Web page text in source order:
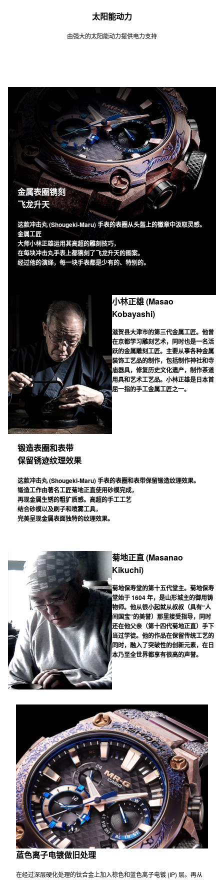
太阳能动力
由强大的太阳能动力提供电力支持
金属表圈镌刻
飞龙升天
这款冲击丸 (Shougeki-Maru) 手表的表圈从头盔上的徽章中汲取灵感。
金属工匠
大师小林正雄运用其高超的雕刻技巧，
在每块冲击丸手表上都镌刻了飞龙升天的图案。
经过他的演绎，每一块手表都是少有的、特别的。
小林正雄 (Masao
Kobayashi)
滋贺县大津市的第三代金属工匠。他曾
在京都学习雕刻艺术，同时也是一名活
跃的金属雕刻工匠。主要从事各种金属
装饰工艺品的制作，包括制作神社和寺
庙器具，修复历史文化遗产，制作茶道
用具和艺术工艺品。小林正雄是日本首
屈一指的手工金属工匠之一。
锻造表圈和表带
保留锈迹纹理效果
这款冲击丸 (Shougeki-Maru) 手表的表圈和表带保留锻造纹理效果。
完美呈现金属表面独特的纹理效果。
菊地正直 (Masanao
Kikuchi)
菊地保寿堂的第十五代堂主。菊地保寿
堂始于 1604 年，是山形城主的御用铸
物师。他从很小起就从叔叔（具有“人
间国宝”的美誉）那里接受指导，同时